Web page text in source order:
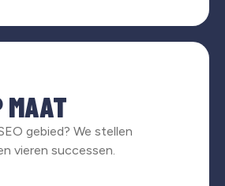
MAAT
gebied? We stellen
vieren successen.